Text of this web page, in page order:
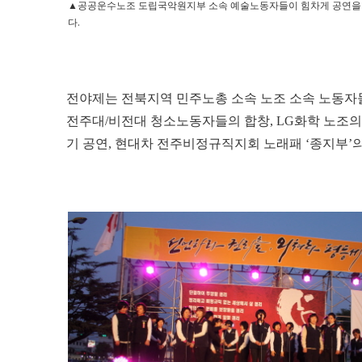
▲공공운수노조 도립국악원지부 소속 예술노동자들이 힘차게 공연
다.
전야제는 전북지역 민주노총 소속 노조 소속 노동
전주대/비전대 청소노동자들의 합창, LG화학 노조
기 공연, 현대차 전주비정규직지회 노래패 ‘종지부’